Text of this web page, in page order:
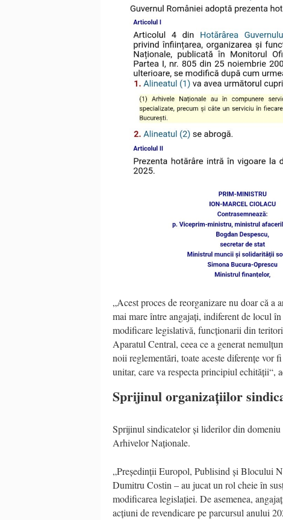
„Acest proces de reorganizare nu doar că a
mai mare între angajați, indiferent de locul în
modificare legislativă, funcționarii din
Aparatul Central, ceea ce a generat
noii reglementări, toate aceste diferențe vor
unitar, care va respecta principiul echității“,
Sprijinul organizațiilor
Sprijinul sindicatelor și liderilor din
Arhivelor Naționale.
„Președinții Europol, Publisind și Blocului
Dumitru Costin – au jucat un rol cheie în
modificarea legislației. De asemenea,
acțiuni de revendicare pe parcursul anului